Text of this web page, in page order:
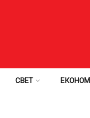
СВЕТ